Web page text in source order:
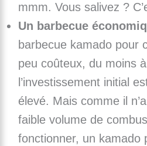
mmm. Vous salivez ?
Un barbecue
barbecue kamado pour
peu coûteux, du moins
l’investissement initial
élevé. Mais comme il
faible volume de
fonctionner, un kamado